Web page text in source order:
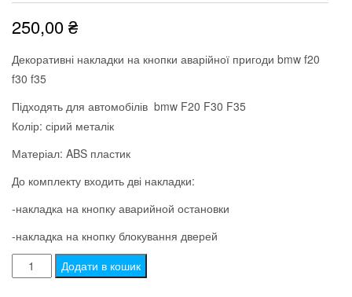
250,00₴
Декоративні накладки на кнопки аварійної пригоди bmw f20
f30 f35
Підходять для автомобілів bmw F20 F30 F35
Колір: сірий металік
Матеріал: ABS пластик
До комплекту входить дві накладки:
-накладка на кнопку аварийной остановки
-накладка на кнопку блокування дверей
Декоративні
накладки
Додати в кошик